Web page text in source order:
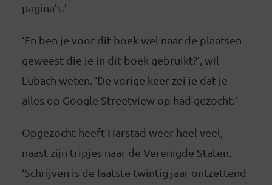
pagina’s.’
‘En ben je voor dit boek wel naar de plaatsen
geweest die je in dit boek gebruikt?’, wil
Lubach weten. ‘De vorige keer zei je dat je
alles op Google Streetview op had gezocht.’
Opgezocht heeft Harstad weer heel veel,
naast zijn tripjes naar de Verenigde Staten.
‘Schrijven is de laatste twintig jaar ontzettend